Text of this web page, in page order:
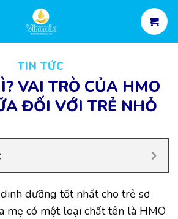
TIN TỨC
VAI TRÒ CỦA HMO
ĐỐI VỚI TRẺ NHỎ
dưỡng tốt nhất cho trẻ sơ
mẹ có một loại chất tên là HMO